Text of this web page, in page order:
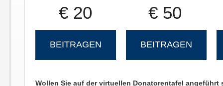
€ 20 € 50
BEITRAGEN BEITRAGEN
Wollen Sie auf der virtuellen Donatorentafel angeführt